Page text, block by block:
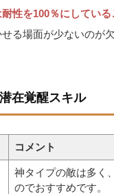
性を100％にしてい
る場面が少ないのが欠
在覚醒スキル
コメント
神タイプの敵は多く
のでおすすめです。